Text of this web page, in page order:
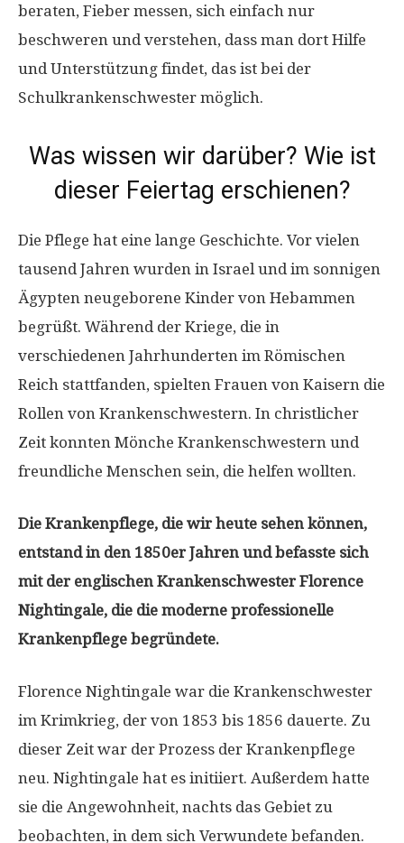
beraten, Fieber messen, sich einfach nur
beschweren und verstehen, dass man dort Hilfe
und Unterstützung findet, das ist bei der
Schulkrankenschwester möglich.
Was wissen wir darüber? Wie ist
dieser Feiertag erschienen?
Die Pflege hat eine lange Geschichte. Vor vielen
tausend Jahren wurden in Israel und im sonnigen
Ägypten neugeborene Kinder von Hebammen
begrüßt. Während der Kriege, die in
verschiedenen Jahrhunderten im Römischen
Reich stattfanden, spielten Frauen von Kaisern die
Rollen von Krankenschwestern. In christlicher
Zeit konnten Mönche Krankenschwestern und
freundliche Menschen sein, die helfen wollten.
Die Krankenpflege, die wir heute sehen können,
entstand in den 1850er Jahren und befasste sich
mit der englischen Krankenschwester Florence
Nightingale, die die moderne professionelle
Krankenpflege begründete.
Florence Nightingale war die Krankenschwester
im Krimkrieg, der von 1853 bis 1856 dauerte. Zu
dieser Zeit war der Prozess der Krankenpflege
neu. Nightingale hat es initiiert. Außerdem hatte
sie die Angewohnheit, nachts das Gebiet zu
beobachten, in dem sich Verwundete befanden.